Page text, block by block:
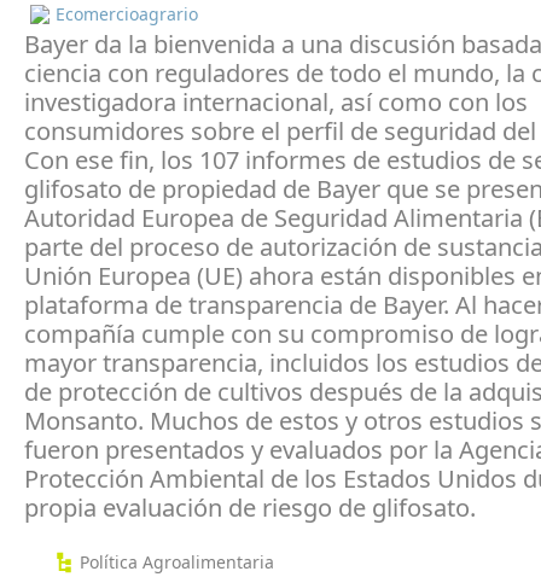
Ecomercioagrario
Bayer da la bienvenida a una discusión
ciencia con reguladores de todo el mundo, la
investigadora internacional, así como con los
consumidores sobre el perfil de seguridad
Con ese fin, los 107 informes de estudios de
glifosato de propiedad de Bayer que se
Autoridad Europea de Seguridad Alimentaria
parte del proceso de autorización de
Unión Europea (UE) ahora están disponibles
plataforma de transparencia de Bayer. Al
compañía cumple con su compromiso de
mayor transparencia, incluidos los estudios
de protección de cultivos después de la
Monsanto. Muchos de estos y otros estudios
fueron presentados y evaluados por la
Protección Ambiental de los Estados Unidos
propia evaluación de riesgo de glifosato.
Política Agroalimentaria